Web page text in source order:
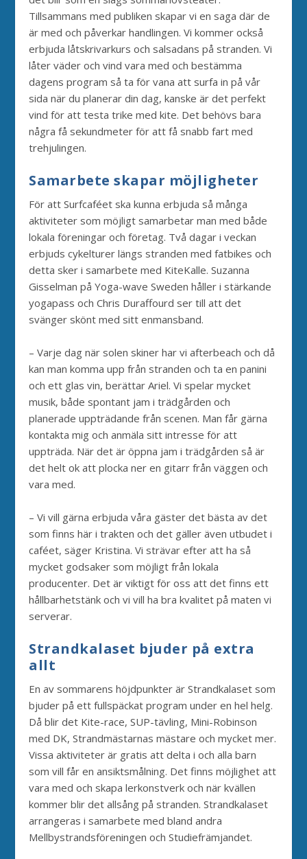
Tillsammans med publiken skapar vi en saga där de
är med och påverkar handlingen. Vi kommer också
erbjuda låtskrivarkurs och salsadans på stranden. Vi
låter väder och vind vara med och bestämma
dagens program så ta för vana att surfa in på vår
sida när du planerar din dag, kanske är det perfekt
vind för att testa trike med kite. Det behövs bara
några få sekundmeter för att få snabb fart med
trehjulingen.
Samarbete skapar möjligheter
För att Surfcaféet ska kunna erbjuda så många
aktiviteter som möjligt samarbetar man med både
lokala föreningar och företag. Två dagar i veckan
erbjuds cykelturer längs stranden med fatbikes och
detta sker i samarbete med KiteKalle. Suzanna
Gisselman på Yoga-wave Sweden håller i stärkande
yogapass och Chris Duraffourd ser till att det
svänger skönt med sitt enmansband.
– Varje dag när solen skiner har vi afterbeach och då
kan man komma upp från stranden och ta en panini
och ett glas vin, berättar Ariel. Vi spelar mycket
musik, både spontant jam i trädgården och
planerade uppträdande från scenen. Man får gärna
kontakta mig och anmäla sitt intresse för att
uppträda. När det är öppna jam i trädgården så är
det helt ok att plocka ner en gitarr från väggen och
vara med.
– Vi vill gärna erbjuda våra gäster det bästa av det
som finns här i trakten och det gäller även utbudet i
caféet, säger Kristina. Vi strävar efter att ha så
mycket godsaker som möjligt från lokala
producenter. Det är viktigt för oss att det finns ett
hållbarhetstänk och vi vill ha bra kvalitet på maten vi
serverar.
Strandkalaset bjuder på extra
allt
En av sommarens höjdpunkter är Strandkalaset som
bjuder på ett fullspäckat program under en hel helg.
Då blir det Kite-race, SUP-tävling, Mini-Robinson
med DK, Strandmästarnas mästare och mycket mer.
Vissa aktiviteter är gratis att delta i och alla barn
som vill får en ansiktsmålning. Det finns möjlighet att
vara med och skapa lerkonstverk och när kvällen
kommer blir det allsång på stranden. Strandkalaset
arrangeras i samarbete med bland andra
Mellbystrandsföreningen och Studiefrämjandet.